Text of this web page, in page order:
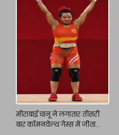
मीराबाई चानू ने लगातार तीसरी
बार कॉमनवेल्थ गेम्स में जीता